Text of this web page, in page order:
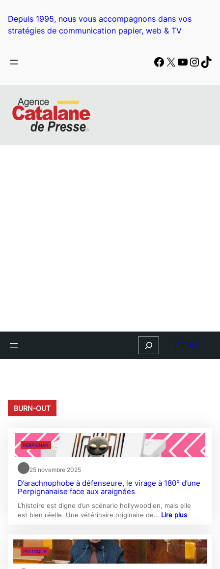
contenu
Depuis 1995, nous vous accompagnons dans vos
stratégies de communication papier, web & TV
Facebook
X
Search TVCAT
BURN-OUT
PERPIGNAN
25 novembre 2025
D’arachnophobe à défenseure, le virage à 180° d’une
Perpignanaise face aux araignées
L’histoire est digne d’un scénario hollywoodien, mais elle
est bien réelle. Une vétérinaire originaire de… Lire plus
POLITIQUE